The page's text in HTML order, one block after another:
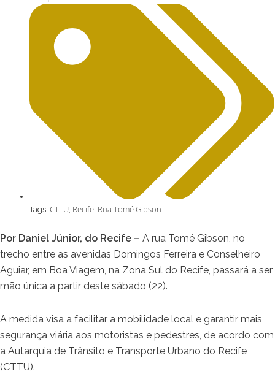
Tags: CTTU, Recife, Rua Tomé Gibson
Por Daniel Júnior, do Recife – A rua Tomé Gibson, no
trecho entre as avenidas Domingos Ferreira e Conselheiro
Aguiar, em Boa Viagem, na Zona Sul do Recife, passará a ser
mão única a partir deste sábado (22).
A medida visa a facilitar a mobilidade local e garantir mais
segurança viária aos motoristas e pedestres, de acordo com
a Autarquia de Trânsito e Transporte Urbano do Recife
(CTTU).